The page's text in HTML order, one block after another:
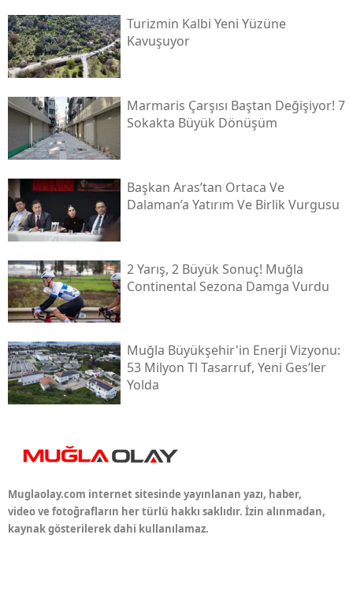
Turizmin Kalbi Yeni Yüzüne
Kavuşuyor
Marmaris Çarşısı Baştan Değişiyor! 7
Sokakta Büyük Dönüşüm
Başkan Aras’tan Ortaca Ve
Dalaman’a Yatırım Ve Birlik Vurgusu
2 Yarış, 2 Büyük Sonuç! Muğla
Continental Sezona Damga Vurdu
Muğla Büyükşehir'in Enerji Vizyonu:
53 Milyon Tl Tasarruf, Yeni Ges’ler
Yolda
Muglaolay.com internet sitesinde yayınlanan yazı, haber,
video ve fotoğrafların her türlü hakkı saklıdır. İzin alınmadan,
kaynak gösterilerek dahi kullanılamaz.